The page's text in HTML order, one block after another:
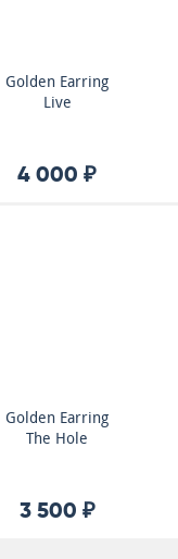
Golden Earring
Live
4 000 ₽
Golden Earring
The Hole
3 500 ₽